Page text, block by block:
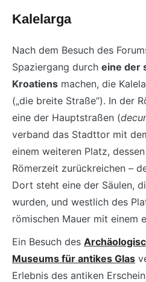
Kalelarga
Nach dem Besuch des
Spaziergang durch eine der
Kroatiens machen, die
(„die breite Straße“). In der
eine der Hauptstraßen (
verband das Stadttor mit
einem weiteren Platz,
Römerzeit zurückreichen –
Dort steht eine der Säulen,
wurden, und westlich des
römischen Mauer mit einem
Ein Besuch des
Museums für antikes Glas
Erlebnis des antiken